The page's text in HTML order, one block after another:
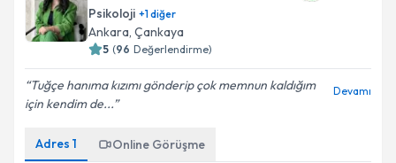
Psikoloji +1diğer
Ankara, Çankaya
5 (96 Değerlendirme)
Tuğçe hanıma kızımı gönderip çok memnun kaldığım
için kendim de...
Devamı
Adres 1 Online Görüşme